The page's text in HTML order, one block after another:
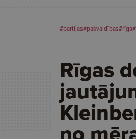
#partijas#pašvaldības#rīga
Rīgas